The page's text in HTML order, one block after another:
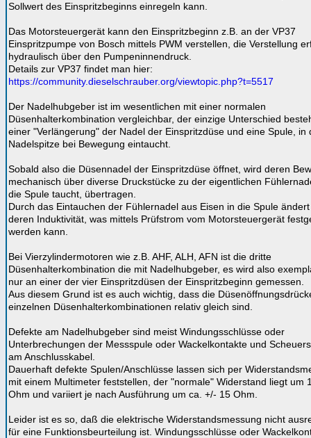
Sollwert des Einspritzbeginns einregeln kann.
Das Motorsteuergerät kann den Einspritzbeginn z.B. an der VP37
Einspritzpumpe von Bosch mittels PWM verstellen, die Verstellung
hydraulisch über den Pumpeninnendruck.
Details zur VP37 findet man hier:
https://community.dieselschrauber.org/viewtopic.php?t=5517
Der Nadelhubgeber ist im wesentlichen mit einer normalen
Düsenhalterkombination vergleichbar, der einzige Unterschied
einer "Verlängerung" der Nadel der Einspritzdüse und eine Spule, in
Nadelspitze bei Bewegung eintaucht.
Sobald also die Düsennadel der Einspritzdüse öffnet, wird deren
mechanisch über diverse Druckstücke zu der eigentlichen
die Spule taucht, übertragen.
Durch das Eintauchen der Fühlernadel aus Eisen in die Spule
deren Induktivität, was mittels Prüfstrom vom Motorsteuergerät
werden kann.
Bei Vierzylindermotoren wie z.B. AHF, ALH, AFN ist die dritte
Düsenhalterkombination die mit Nadelhubgeber, es wird also
nur an einer der vier Einspritzdüsen der Einspritzbeginn gemessen.
Aus diesem Grund ist es auch wichtig, dass die
einzelnen Düsenhalterkombinationen relativ gleich sind.
Defekte am Nadelhubgeber sind meist Windungsschlüsse oder
Unterbrechungen der Messspule oder Wackelkontakte und
am Anschlusskabel.
Dauerhaft defekte Spulen/Anschlüsse lassen sich per
mit einem Multimeter feststellen, der "normale" Widerstand liegt um
Ohm und variiert je nach Ausführung um ca. +/- 15 Ohm.
Leider ist es so, daß die elektrische Widerstandsmessung nicht
für eine Funktionsbeurteilung ist. Windungsschlüsse oder